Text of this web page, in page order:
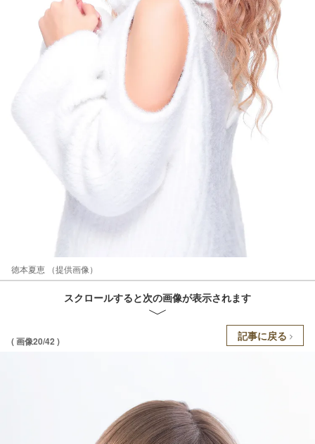
徳本夏恵 （提供画像）
スクロールすると次の画像が表示されます
( 画像20/42 ) 記事に戻る